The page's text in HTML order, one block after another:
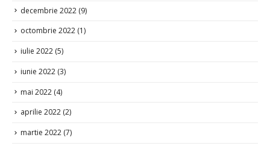
decembrie 2022 (9)
octombrie 2022 (1)
iulie 2022 (5)
iunie 2022 (3)
mai 2022 (4)
aprilie 2022 (2)
martie 2022 (7)